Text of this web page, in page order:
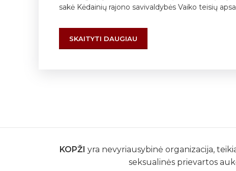
sakė Kėdainių rajono savivaldybės Vaiko teisių
SKAITYTI DAUGIAU
KOPŽI yra nevyriausybinė organizacija,
seksualinės prievartos